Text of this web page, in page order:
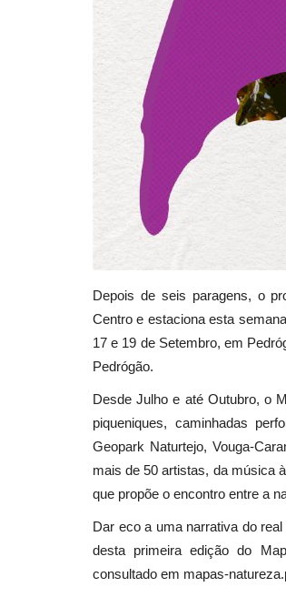
Depois de seis paragens, o
Centro e estaciona esta
17 e 19 de Setembro, em
Pedrógão.
Desde Julho e até Outubro, o
piqueniques, caminhadas
Geopark Naturtejo, Vouga-
mais de 50 artistas, da música
que propõe o encontro entre a
Dar eco a uma narrativa do
desta primeira edição do
consultado em mapas-